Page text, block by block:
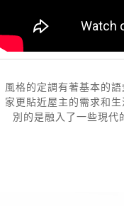
風格的定調有著基本的
家更貼近屋主的需求和
別的是融入了一些現代